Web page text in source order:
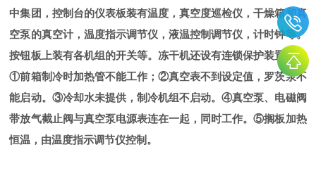
中集团，控制台的仪表板装有温度，真空度巡检仪，干燥箱和真
空泵的真空计，温度指示调节仪，液温控制调节仪，计时钟等。
按钮板上装有各机组的开关等。冻干机还设有连锁保护装置，如
①前箱制冷时加热管不能工作；②真空表不到设定值，罗茨泵不
能启动。③冷却水未提供，制冷机组不启动。④真空泵、电磁阀
带放气截止阀与真空泵电源表连在一起，同时工作。⑤搁板加热
恒温，由温度指示调节仪控制。